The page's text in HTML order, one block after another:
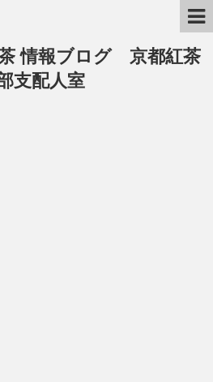
情報ブログ 京都紅茶
支配人室